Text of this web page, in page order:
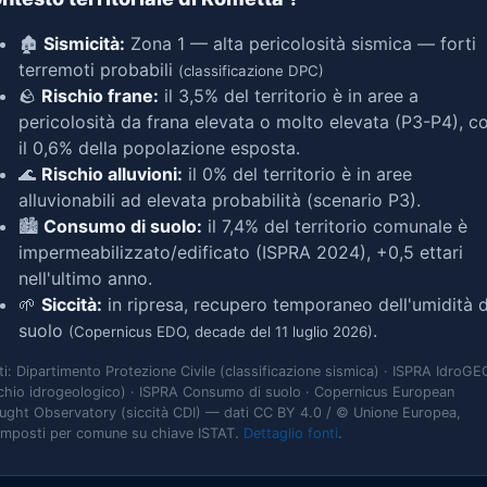
🏚️ Sismicità: Zona 1 — alta pericolosità sismica — forti
terremoti probabili (classificazione DPC)
🪨 Rischio frane: il 3,5% del territorio è in aree a
pericolosità da frana elevata o molto elevata (P3-P4),
il 0,6% della popolazione esposta.
🌊 Rischio alluvioni: il 0% del territorio è in aree
alluvionabili ad elevata probabilità (scenario P3).
🏙️ Consumo di suolo: il 7,4% del territorio comunale è
impermeabilizzato/edificato (ISPRA 2024), +0,5 ettari
nell'ultimo anno.
🌱 Siccità: in ripresa, recupero temporaneo dell'umidità
suolo (Copernicus EDO, decade del 11 luglio 2026).
Dipartimento Protezione Civile (classificazione sismica) · ISPRA
idrogeologico) · ISPRA Consumo di suolo · Copernicus European
Observatory (siccità CDI) — dati CC BY 4.0 / © Unione Europea,
per comune su chiave ISTAT. Dettaglio fonti.